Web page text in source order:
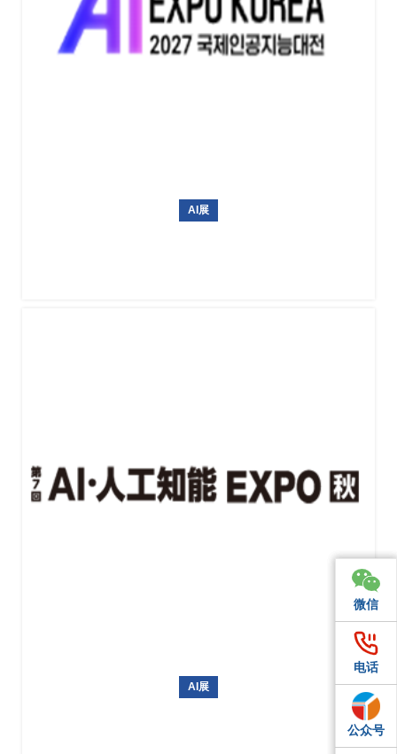
微信
电话
QQ
AI展
AI展
微信
电话
QQ
微信
电话
公众号